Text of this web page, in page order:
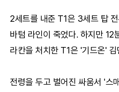
2세트를 내준 T1은 3세트 탑
바텀 라인이 죽었다. 하지만 12
라칸을 처치한 T1은 '기드온'
전령을 두고 벌어진 싸움서 '스